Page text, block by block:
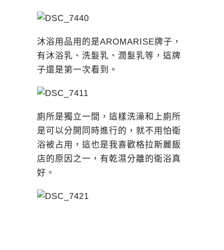
沐浴用品用的是AROMARISE牌子，
有沐浴乳、洗髮乳、潤髮乳等，這牌
子還是第一次看到。
廁所是獨立一間，這樣洗澡和上廁所
是可以分開同時進行的，就不用怕衛
浴被占用，這也是我喜歡格拉斯麗飯
店的原因之一，有乾濕分離的衛浴真
好。